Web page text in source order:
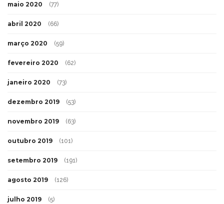
maio 2020 (77)
abril 2020 (66)
março 2020 (59)
fevereiro 2020 (62)
janeiro 2020 (73)
dezembro 2019 (53)
novembro 2019 (63)
outubro 2019 (101)
setembro 2019 (191)
agosto 2019 (126)
julho 2019 (5)